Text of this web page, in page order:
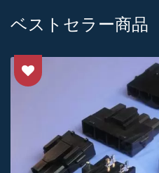
ベストセラー商品